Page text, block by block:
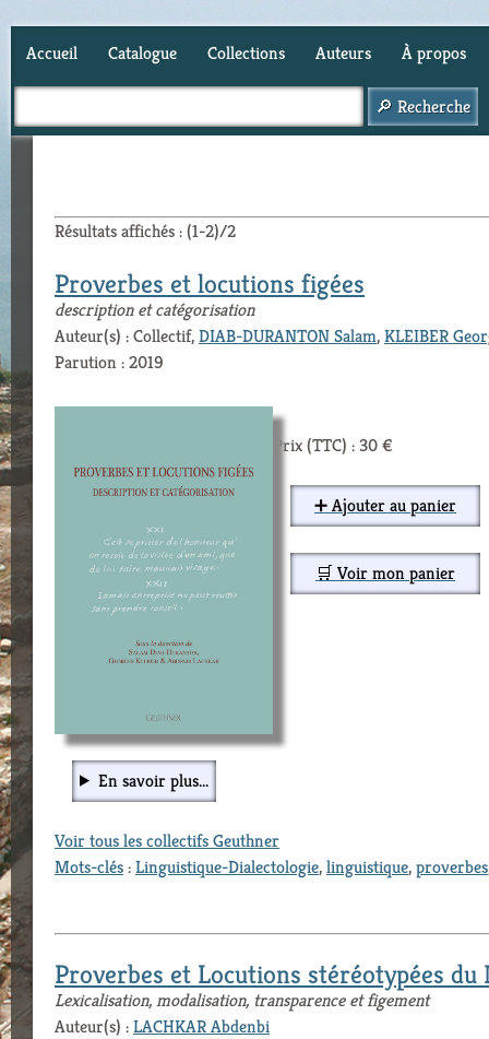
Accueil Catalogue Collections Auteurs À propos
Résultats affichés : (1-2)/2
Proverbes et locutions figées
description et catégorisation
Auteur(s) : Collectif,DIAB-DURANTON Salam,KLEIBER
Parution : 2019
Prix (TTC) : 30 €
➕ Ajouter au panier
🛒 Voir mon panier
En savoir plus...
Voir tous les collectifs Geuthner
Mots-clés:Linguistique-Dialectologie,linguistique,proverbes
Proverbes et Locutions stéréotypées du
Lexicalisation, modalisation, transparence et figement
Auteur(s) :LACHKAR Abdenbi